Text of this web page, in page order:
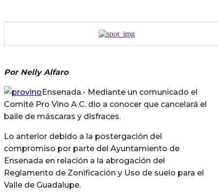
Por Nelly Alfaro
Ensenada.- Mediante un comunicado el
Comité Pro Vino A.C. dio a conocer que cancelará el
baile de máscaras y disfraces.
Lo anterior debido a la postergación del
compromiso por parte del Ayuntamiento de
Ensenada en relación a la abrogación del
Reglamento de Zonificación y Uso de suelo para el
Valle de Guadalupe.